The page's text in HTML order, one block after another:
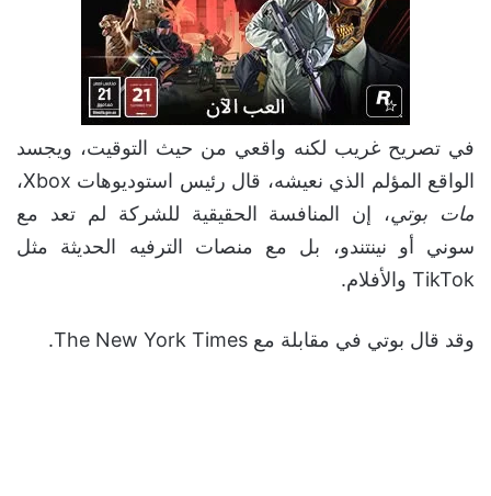
في تصريح غريب لكنه واقعي من حيث التوقيت، ويجسد
الواقع المؤلم الذي نعيشه، قال رئيس استوديوهات Xbox،
مات بوتي، إن المنافسة الحقيقية للشركة لم تعد مع
سوني أو نينتندو، بل مع منصات الترفيه الحديثة مثل
TikTok والأفلام.
وقد قال بوتي في مقابلة مع The New York Times.